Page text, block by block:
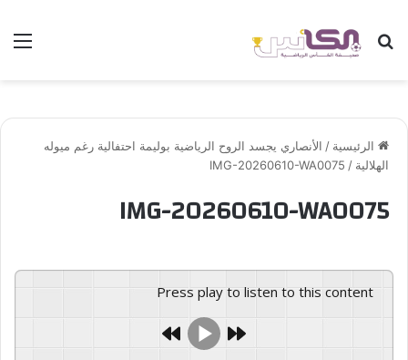
بحث عن
الرئيسية / الأنصاري يجسد الروح الرياضية بوليمة احتفالية رغم ميوله
الهلالية /
IMG-20260610-WA0075
IMG-20260610-WA0075
Press play to listen to this content